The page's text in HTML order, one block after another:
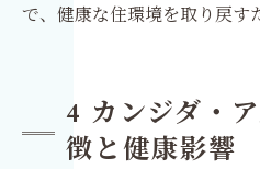
で、健康な住環境を取り戻す
4 カンジダ・
徴と健康影響